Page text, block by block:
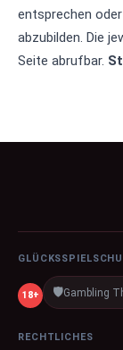
entsprechen
abzubilden. Die
Seite abrufbar.
18+ 🛡️Gambling
RECHTLICHES